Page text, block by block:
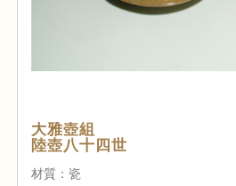
大雅壺組
陸壺八十四世
材質：瓷